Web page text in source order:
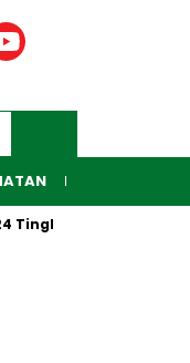
RAGAM
Tingkat Kabupaten